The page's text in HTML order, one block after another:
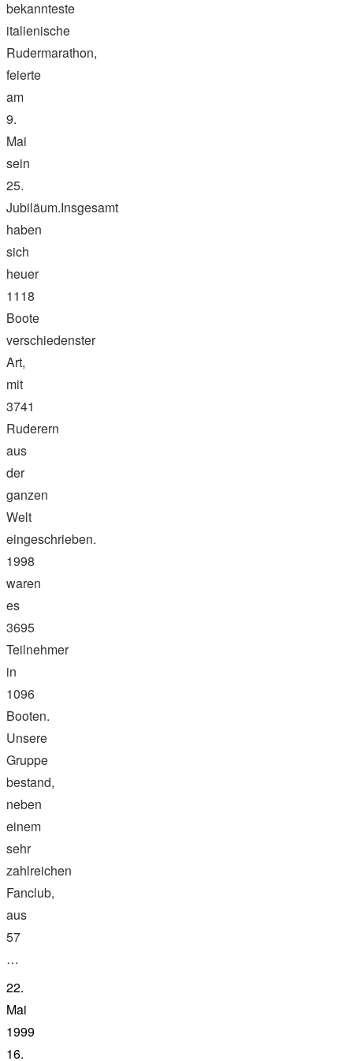
bekannteste
italienische
Rudermarathon,
feierte
am
9.
Mai
sein
25.
Jubiläum.Insgesamt
haben
sich
heuer
1118
Boote
verschiedenster
Art,
mit
3741
Ruderern
aus
der
ganzen
Welt
eingeschrieben.
1998
waren
es
3695
Teilnehmer
in
1096
Booten.
Unsere
Gruppe
bestand,
neben
einem
sehr
zahlreichen
Fanclub,
aus
57
…
22.
Mai
1999
16.